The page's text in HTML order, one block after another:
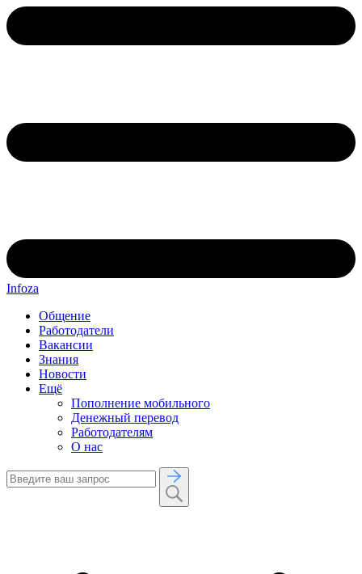
Infoza
Общение
Работодатели
Вакансии
Знания
Новости
Ещё
Пополнение мобильного
Денежный перевод
Работодателям
О нас